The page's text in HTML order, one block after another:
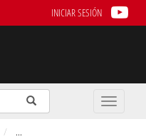
INICIAR SESIÓN
Enviar
Buscar
Toggle
...